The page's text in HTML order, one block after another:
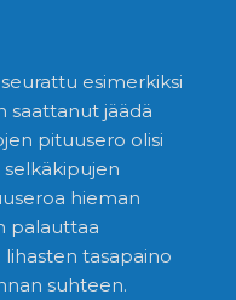
esimerkiksi
saattanut jäädä
pituusero olisi
hieman
palauttaa
tasapaino
suhteen.